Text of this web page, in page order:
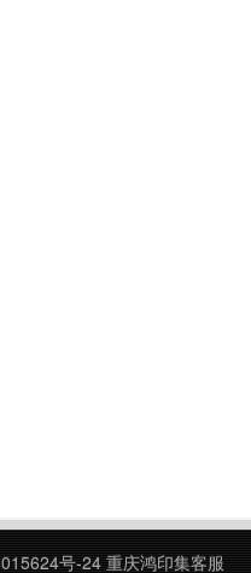
号-24重庆鸿印集客服